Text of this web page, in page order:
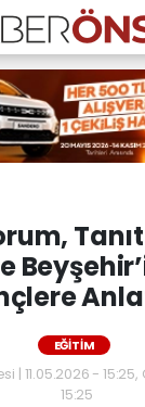
EĞITIM
| 11.05.2026 -
15:25